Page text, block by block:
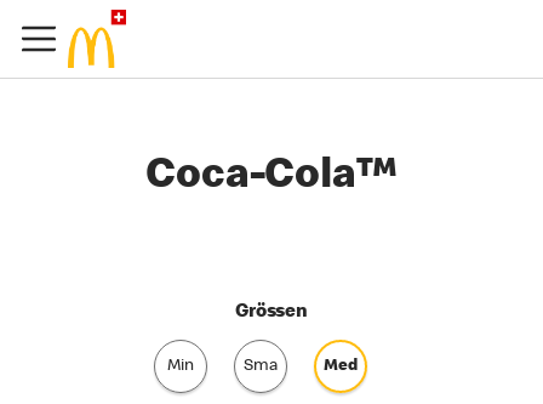
Coca-Cola™
Grössen
Min Sma Med